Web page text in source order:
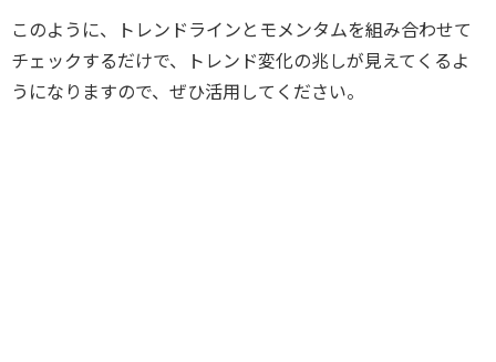
このように、トレンドラインとモメンタムを組み合わせて
チェックするだけで、トレンド変化の兆しが見えてくるよ
うになりますので、ぜひ活用してください。